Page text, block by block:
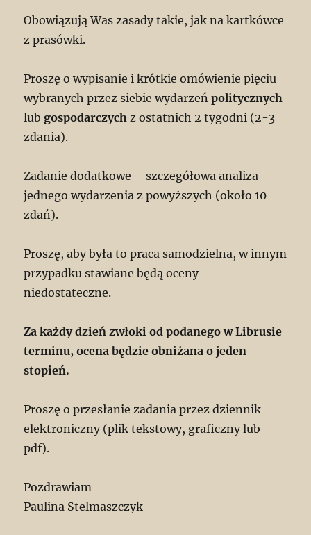
Obowiązują Was zasady takie, jak na kartkówce
z prasówki.
Proszę o wypisanie i krótkie omówienie pięciu
wybranych przez siebie wydarzeńpolitycznych
lubgospodarczych z ostatnich 2 tygodni (2-3
zdania).
Zadanie dodatkowe – szczegółowa analiza
jednego wydarzenia z powyższych (około 10
zdań).
Proszę, aby była to praca samodzielna, w innym
przypadku stawiane będą oceny
niedostateczne.
Za każdy dzień zwłoki od podanego w Librusie
terminu, ocena będzie obniżana o jeden
stopień.
Proszę o przesłanie zadania przez dziennik
elektroniczny (plik tekstowy, graficzny lub
pdf).
Pozdrawiam
Paulina Stelmaszczyk